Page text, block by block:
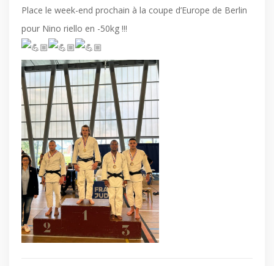
Place le week-end prochain à la coupe d’Europe de Berlin
pour Nino riello en -50kg !!!